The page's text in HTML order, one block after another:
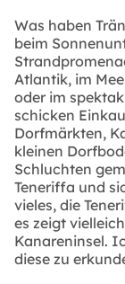
Was haben
beim
Atlantik, im
oder im
schicken
Dorfmärkten,
kleinen
Schluchten
Teneriffa und
vieles, die
es zeigt
Kanareninsel.
diese zu